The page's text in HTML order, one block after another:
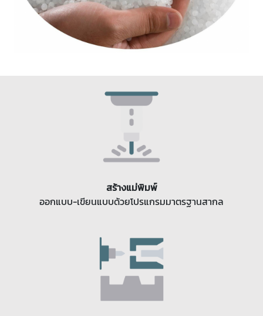
สร้างแม่พิมพ์
ออกแบบ-เขียนแบบด้วยโปรแกรมมาตรฐานสากล